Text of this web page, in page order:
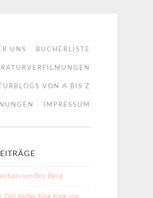
UNS BÜCHERLISTE
VON A BIS Z
IMPRESSUM
von Bov Bjerg